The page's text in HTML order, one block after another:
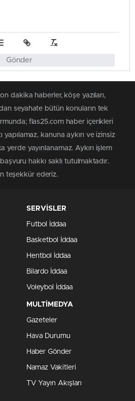
Gönder
dakika haberler, köşe yazıları,
seyahate bütün konuların tek
flas25.com haber içerikleri
kanuna aykırı ve izinsiz
yerde yayınlanamaz. Aykırı işlem
hakkı saklı tutulmaktadır.
teşekkür ederiz.
SERVİSLER
Futbol İddaa
Basketbol İddaa
Hentbol İddaa
Bilardo İddaa
Voleybol İddaa
MULTİMEDYA
Gazeteler
Hava Durumu
Haber Gönder
Namaz Vakitleri
TV Yayın Akışları